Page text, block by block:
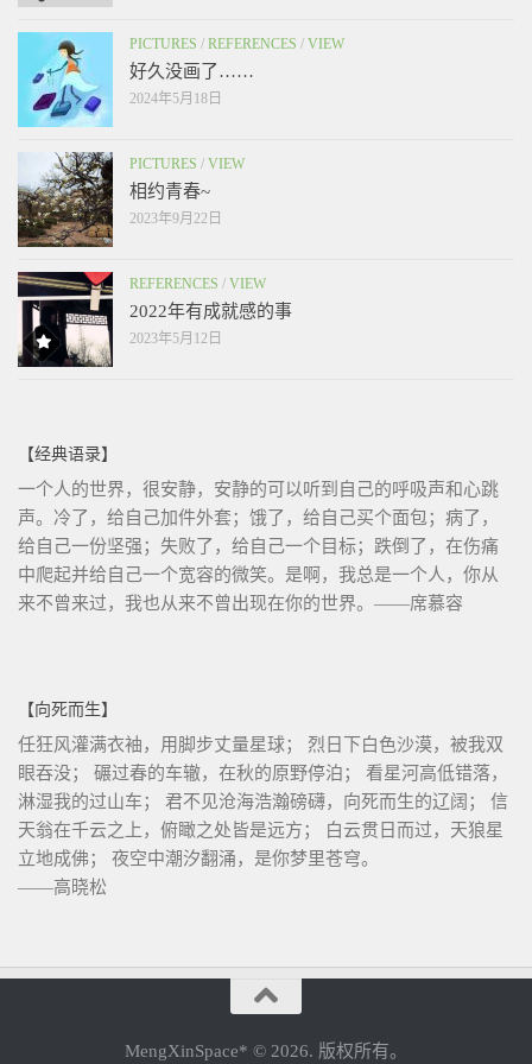
PICTURES / REFERENCES / VIEW
好久没画了……
2024年5月18日
PICTURES / VIEW
相约青春~
2023年9月22日
REFERENCES / VIEW
2022年有成就感的事
2023年5月12日
【经典语录】
一个人的世界，很安静，安静的可以听到自己的呼吸声和心跳
声。冷了，给自己加件外套；饿了，给自己买个面包；病了，
给自己一份坚强；失败了，给自己一个目标；跌倒了，在伤痛
中爬起并给自己一个宽容的微笑。是啊，我总是一个人，你从
来不曾来过，我也从来不曾出现在你的世界。——席慕容
【向死而生】
任狂风灌满衣袖，用脚步丈量星球； 烈日下白色沙漠，被我双
眼吞没； 碾过春的车辙，在秋的原野停泊； 看星河高低错落，
淋湿我的过山车； 君不见沧海浩瀚磅礴，向死而生的辽阔； 信
天翁在千云之上，俯瞰之处皆是远方； 白云贯日而过，天狼星
立地成佛； 夜空中潮汐翻涌，是你梦里苍穹。
——高晓松
MengXinSpace* © 2026. 版权所有。